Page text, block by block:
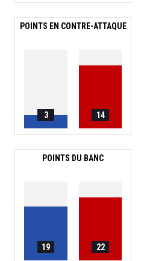
POINTS EN CONTRE-ATTAQUE
3 14
POINTS DU BANC
19 22